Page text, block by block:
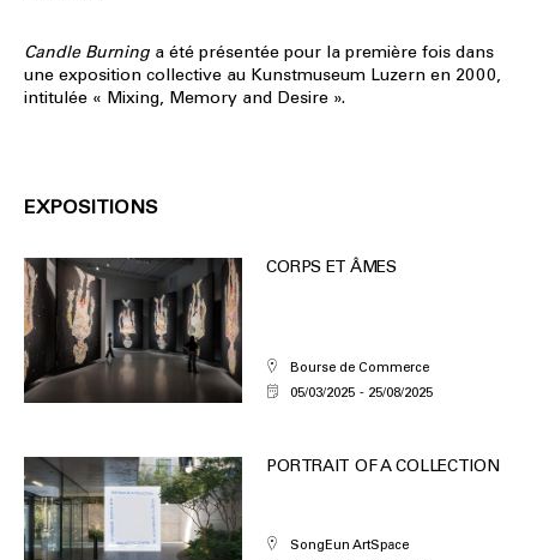
Candle Burning a été présentée pour la première fois dans
une exposition collective au Kunstmuseum Luzern en 2000,
intitulée « Mixing, Memory and Desire ».
EXPOSITIONS
CORPS ET ÂMES
Bourse de Commerce
05/03/2025
25/08/2025
PORTRAIT OF A COLLECTION
SongEun ArtSpace